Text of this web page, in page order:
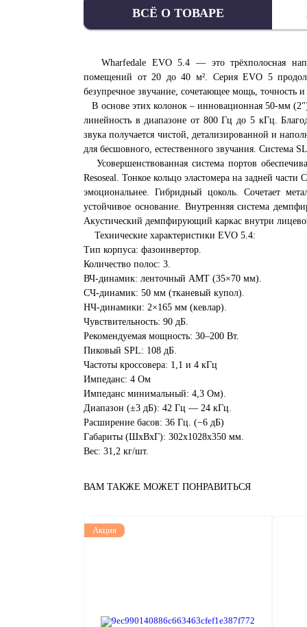
ВСЁ О ТОВАРЕ
Wharfedale EVO 5.4 — это трёхполосная
помещений от20 до 40 м². Серия EVO 5
безупречное звучание, сочетающее мощь, точность
В основе этих колонок – инновационная 50-мм
линейность в диапазоне от 800 Гц до 5 кГц.
звука получается чистой, детализированной и
для бесшовного, естественного звучания. Система
Усовершенствованная система портов
Resoseal. Тонкое кольцо эластомера на задней
эмоциональнее. Гибридный цоколь. Сочетает
устойчивое основание. Внутренняя система
Акустический демпфирующий каркас внутри
Технические характеристики EVO 5.4:
Тип корпуса: фазоинвертор.
Количество полос: 3.
ВЧ-динамик: ленточный AMT (35×70 мм).
СЧ-динамик: 50 мм (тканевый купол).
НЧ-динамики: 2×165 мм (кевлар).
Чувствительность: 90 дБ.
Рекомендуемая мощность: 30–200 Вт.
Пиковый SPL: 108 дБ.
Частоты кроссовера: 1,1 и 4 кГц
Импеданс: 4 Ом
Импеданс минимальный: 4,3 Ом).
Диапазон (±3 дБ): 42 Гц — 24 кГц.
Расширение басов: 36 Гц. (−6 дБ)
Габариты (ШхВхГ): 302х1028х350 мм.
Вес: 31,2 кг/шт.
ВАМ ТАКЖЕ МОЖЕТ ПОНРАВИТЬСЯ
Акция